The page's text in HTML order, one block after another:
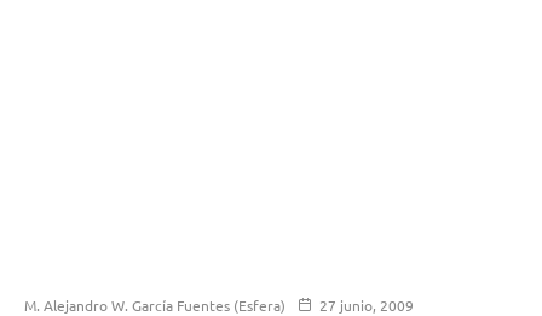
M. Alejandro W. García Fuentes (Esfera)
27 junio, 2009